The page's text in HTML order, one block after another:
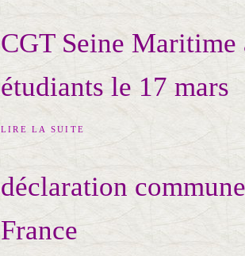
CGT Seine Maritime
étudiants le 17 mars
LIRE LA SUITE
déclaration
France